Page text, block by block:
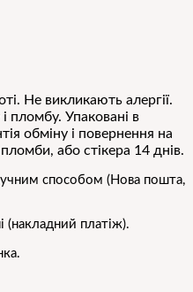
Не викликають алергії.
пломбу. Упаковані в
обміну і повернення на
або стікера 14 днів.
способом (Нова пошта,
платіж).